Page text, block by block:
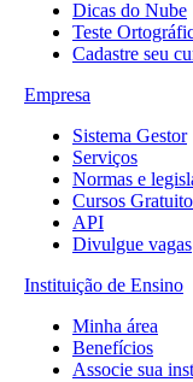
Dicas do Nube
Teste
Cadastre seu
Empresa
Sistema Gestor
Serviços
Normas e
Cursos
API
Divulgue vagas
Instituição de Ensino
Minha área
Benefícios
Associe sua